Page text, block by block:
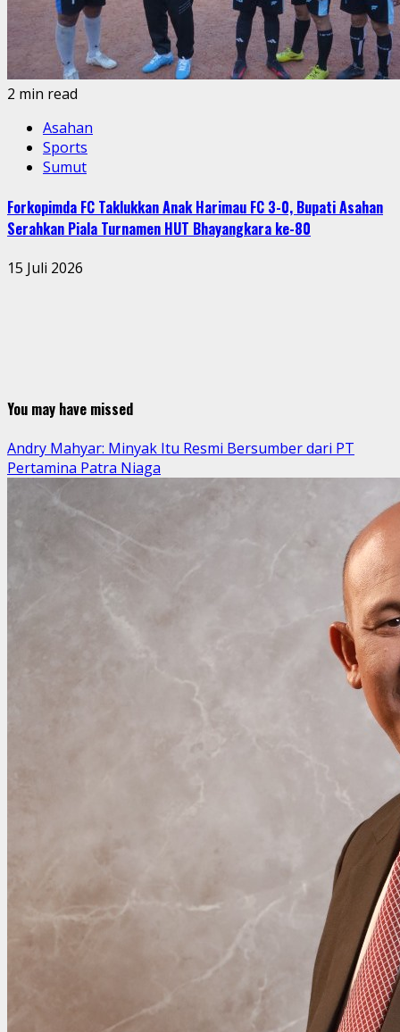
2 min read
Asahan
Sports
Sumut
Forkopimda FC Taklukkan Anak Harimau FC 3-0, Bupati Asahan
Serahkan Piala Turnamen HUT Bhayangkara ke-80
15 Juli 2026
You may have missed
Andry Mahyar: Minyak Itu Resmi Bersumber dari PT
Pertamina Patra Niaga